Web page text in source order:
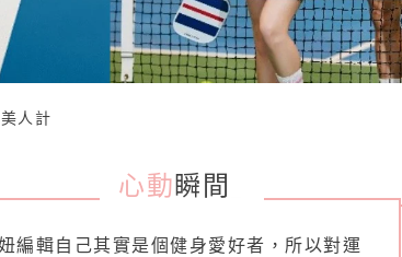
美人計
心動 瞬間
編輯自己其實是個健身愛好者，所以對運